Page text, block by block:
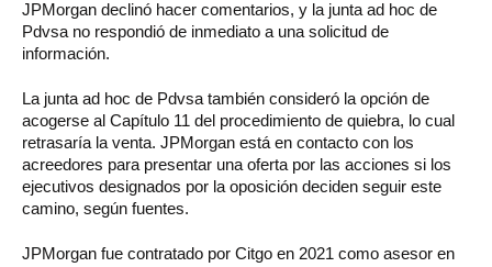
JPMorgan declinó hacer comentarios, y la junta ad hoc de
Pdvsa no respondió de inmediato a una solicitud de
información.
La junta ad hoc de Pdvsa también consideró la opción de
acogerse al Capítulo 11 del procedimiento de quiebra, lo cual
retrasaría la venta. JPMorgan está en contacto con los
acreedores para presentar una oferta por las acciones si los
ejecutivos designados por la oposición deciden seguir este
camino, según fuentes.
JPMorgan fue contratado por Citgo en 2021 como asesor en